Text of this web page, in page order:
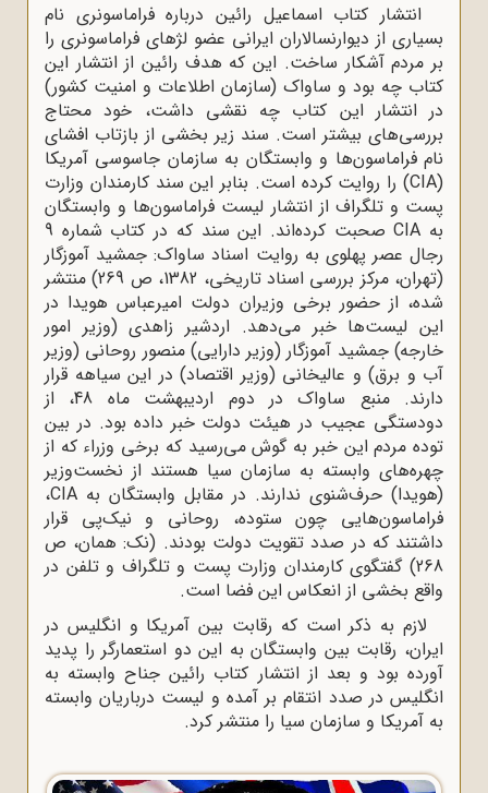
انتشار کتاب اسماعیل رائین درباره فراماسونری نام
بسیاری از دیوارنسالاران ایرانی عضو لژهای فراماسونری را
بر مردم آشکار ساخت. این که هدف رائین از انتشار این
کتاب چه بود و ساواک (سازمان اطلاعات و امنیت کشور)
در انتشار این کتاب چه نقشی داشت، خود محتاج
بررسی‌های بیشتر است. سند زیر بخشی از بازتاب افشای
نام فراماسون‌ها و وابستگان به سازمان جاسوسی آمریکا
(CIA) را روایت کرده است. بنابر این سند کارمندان وزارت
پست و تلگراف از انتشار لیست فراماسون‌ها و وابستگان
به CIA صحبت کرده‌اند. این سند که در کتاب شماره 9
رجال عصر پهلوی به روایت اسناد ساواک: جمشید آموزگار
(تهران، مرکز بررسی اسناد تاریخی، 1382، ص 269) منتشر
شده، از حضور برخی وزیران دولت امیرعباس هویدا در
این لیست‌ها خبر می‌دهد. اردشیر زاهدی (وزیر امور
خارجه) جمشید آموزگار (وزیر دارایی) منصور روحانی (وزیر
آب و برق) و عالیخانی (وزیر اقتصاد) در این سیاهه قرار
دارند. منبع ساواک در دوم اردیبهشت ماه 48، از
دودستگی عجیب در هیئت دولت خبر داده بود. در بین
توده مردم این خبر به گوش می‌رسید که برخی وزراء که از
چهره‌های وابسته به سازمان سیا هستند از نخست‌وزیر
(هویدا) حرف‌شنوی ندارند. در مقابل وابستگان به CIA،
فراماسون‌هایی چون ستوده، روحانی و نیک‌پی قرار
داشتند که در صدد تقویت دولت بودند. (نک: همان، ص
268) گفتگوی کارمندان وزارت پست و تلگراف و تلفن در
واقع بخشی از انعکاس این فضا است.
لازم به ذکر است که رقابت بین آمریکا و انگلیس در
ایران، رقابت بین وابستگان به این دو استعمارگر را پدید
آورده بود و بعد از انتشار کتاب رائین جناح وابسته به
انگلیس در صدد انتقام بر آمده و لیست درباریان وابسته
به آمریکا و سازمان سیا را منتشر کرد.